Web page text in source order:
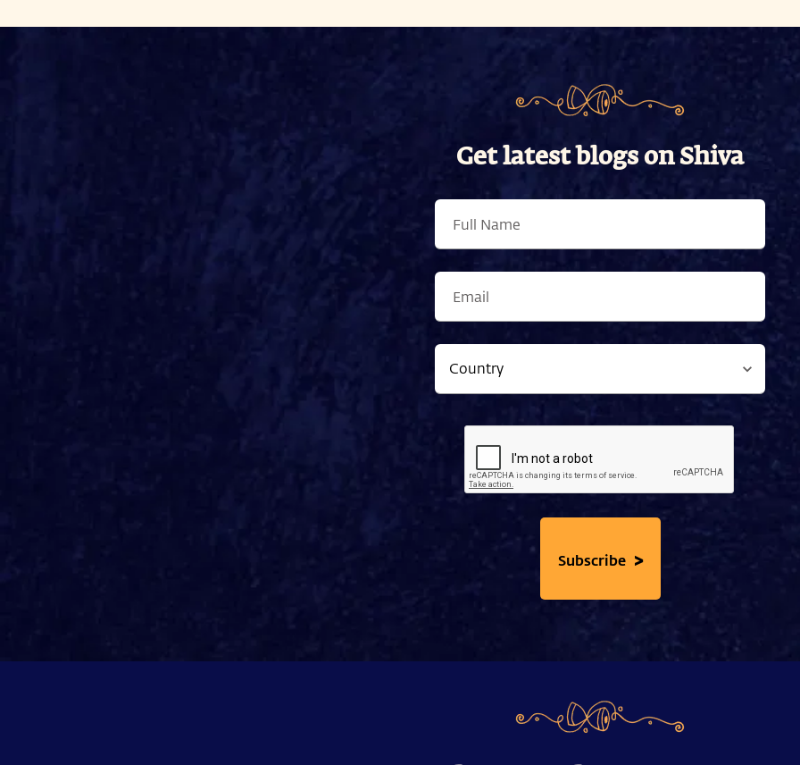
Get latest blogs on Shiva
Subscribe >